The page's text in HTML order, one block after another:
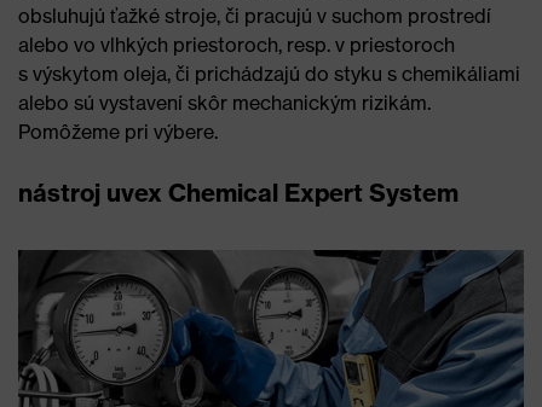
obsluhujú ťažké stroje, či pracujú v suchom prostredí
alebo vo vlhkých priestoroch, resp. v priestoroch
s výskytom oleja, či prichádzajú do styku s chemikáliami
alebo sú vystavení skôr mechanickým rizikám.
Pomôžeme pri výbere.
nástroj uvex Chemical Expert System